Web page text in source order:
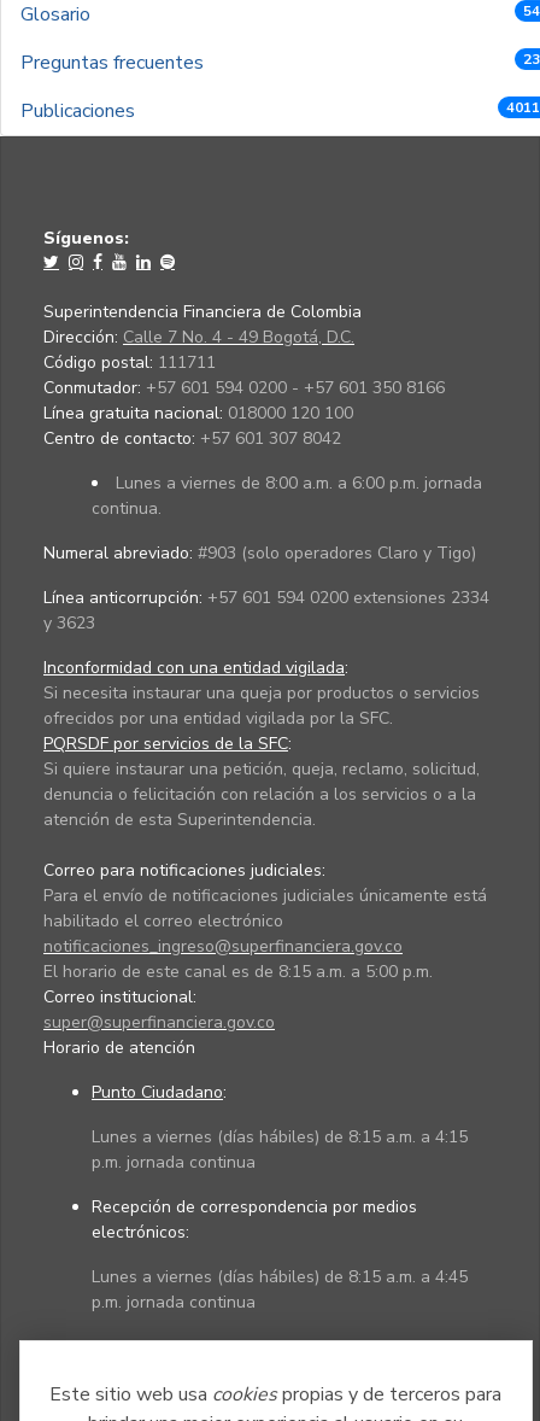
Este sitio web usa cookiespropias y de terceros para
Glosario
Preguntas frecuentes
Publicaciones
Síguenos:
Superintendencia Financiera de Colombia
Dirección: Calle 7 No. 4 - 49 Bogotá, D.C.
Código postal: 111711
Conmutador: +57 601 594 0200 - +57 601 350 8166
Línea gratuita nacional: 018000 120 100
Centro de contacto: +57 601 307 8042
Lunes a viernes de 8:00 a.m. a 6:00 p.m. jornada
continua.
Numeral abreviado: #903 (solo operadores Claro y Tigo)
Línea anticorrupción: +57 601 594 0200 extensiones 2334
y 3623
Inconformidad con una entidad vigilada:
Si necesita instaurar una queja por productos o servicios
ofrecidos por una entidad vigilada por la SFC.
PQRSDF por servicios de la SFC:
Si quiere instaurar una petición, queja, reclamo, solicitud,
denuncia o felicitación con relación a los servicios o a la
atención de esta Superintendencia.
Correo para notificaciones judiciales:
Para el envío de notificaciones judiciales únicamente está
habilitado el correo electrónico
notificaciones_ingreso@superfinanciera.gov.co
El horario de este canal es de 8:15 a.m. a 5:00 p.m.
Correo institucional:
super@superfinanciera.gov.co
Horario de atención
Punto Ciudadano:
Lunes a viernes (días hábiles) de 8:15 a.m. a 4:15
p.m. jornada continua
Recepción de correspondencia por medios
electrónicos:
Lunes a viernes (días hábiles) de 8:15 a.m. a 4:45
p.m. jornada continua